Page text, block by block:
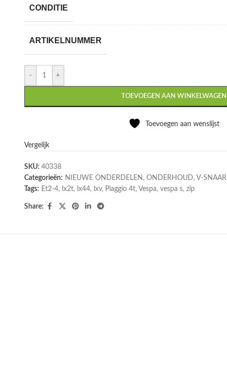
CONDITIE
ARTIKELNUMMER
- +
TOEVOEGEN AAN WINKELWAGEN
Toevoegen aan wenslijst
Vergelijk
SKU: 40338
Categorieën: NIEUWE ONDERDELEN , ONDERHOUD, V-SNAAR
Tags: Et2-4, lx2t, lx44, lxv, Piaggio 4t, Vespa, vespa s, zip
Share: